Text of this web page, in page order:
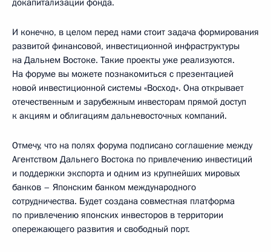
И конечно, в целом перед нами стоит задача формирования
развитой финансовой, инвестиционной инфраструктуры
на Дальнем Востоке. Такие проекты уже реализуются.
На форуме вы можете познакомиться с презентацией
новой инвестиционной системы «Восход». Она открывает
отечественным и зарубежным инвесторам прямой доступ
к акциям и облигациям дальневосточных компаний.
Отмечу, что на полях форума подписано соглашение между
Агентством Дальнего Востока по привлечению инвестиций
и поддержки экспорта и одним из крупнейших мировых
банков – Японским банком международного
сотрудничества. Будет создана совместная платформа
по привлечению японских инвесторов в территории
опережающего развития и свободный порт.